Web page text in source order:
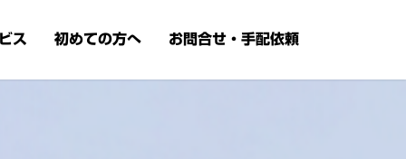
ス 初めての方へ お問合せ・手配依頼